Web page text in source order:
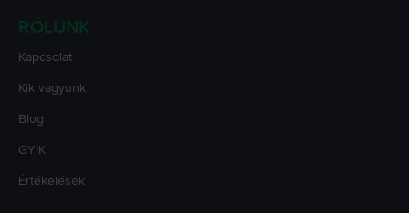
RÓLUNK
Kapcsolat
Kik vagyunk
Blog
GYIK
Értékelések